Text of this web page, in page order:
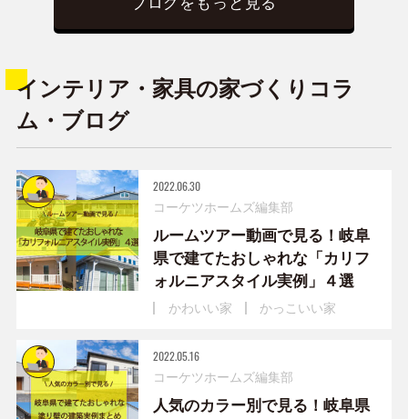
インテリア・家具の家づくりコラ
ム・ブログ
2022.06.30
コーケツホームズ編集部
ルームツアー動画で見る！岐阜
県で建てたおしゃれな「カリフ
ォルニアスタイル実例」４選
かわいい家 かっこいい家
2022.05.16
コーケツホームズ編集部
人気のカラー別で見る！岐阜県